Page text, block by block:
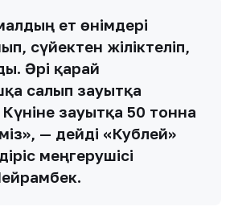
ет өнімдері
сүйектен жіліктеліп,
Әрі қарай
салып зауытқа
Күніне зауытқа 50 тонна
— дейді «Кублей»
меңгерушісі